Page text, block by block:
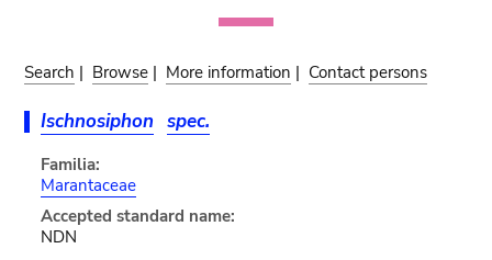
Search | Browse | More information | Contact persons
Ischnosiphon spec.
Familia:
Marantaceae
Accepted standard name:
NDN